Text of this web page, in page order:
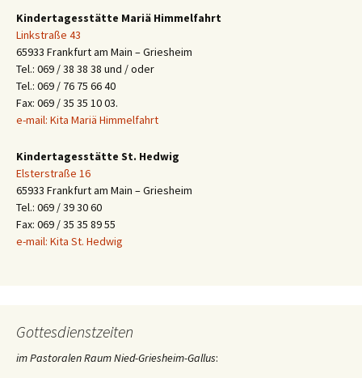
Kindertagesstätte Mariä Himmelfahrt
Linkstraße 43
65933 Frankfurt am Main – Griesheim
Tel.: 069 / 38 38 38 und / oder
Tel.: 069 / 76 75 66 40
Fax: 069 / 35 35 10 03.
e-mail: Kita Mariä Himmelfahrt
Kindertagesstätte St. Hedwig
Elsterstraße 16
65933 Frankfurt am Main – Griesheim
Tel.: 069 / 39 30 60
Fax: 069 / 35 35 89 55
e-mail: Kita St. Hedwig
Gottesdienstzeiten
im Pastoralen Raum Nied-Griesheim-Gallus: